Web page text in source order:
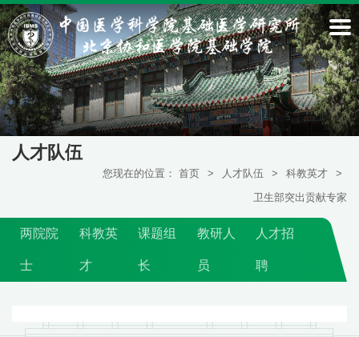
人才队伍
您现在的位置： 首页 > 人才队伍 > 科教英才
>
卫生部突出贡献专家
两院院
士
科教英
才
课题组
长
教研人
员
人才招
聘